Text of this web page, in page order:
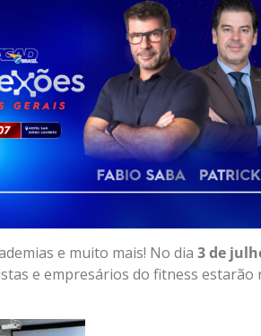
e muito mais! No dia 3 de
e empresários do fitness